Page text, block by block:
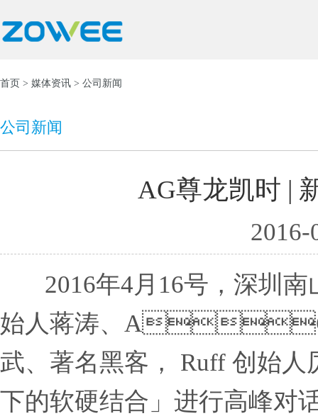
首页 > 媒体资讯 > 公司新闻
公司新闻
AG尊龙凯时 |
2016-
2016年4月16号，深圳南
始人蒋涛、AG
武、著名黑客， Ruff 创始
下的软硬结合」进行高峰对话，